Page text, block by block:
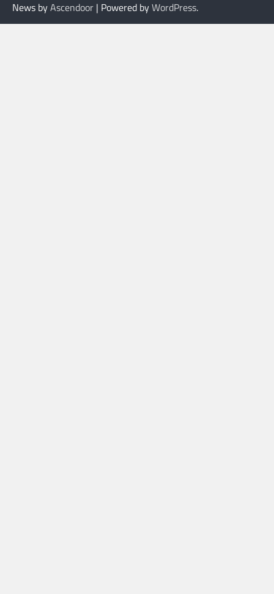
News byAscendoor | Powered byWordPress.